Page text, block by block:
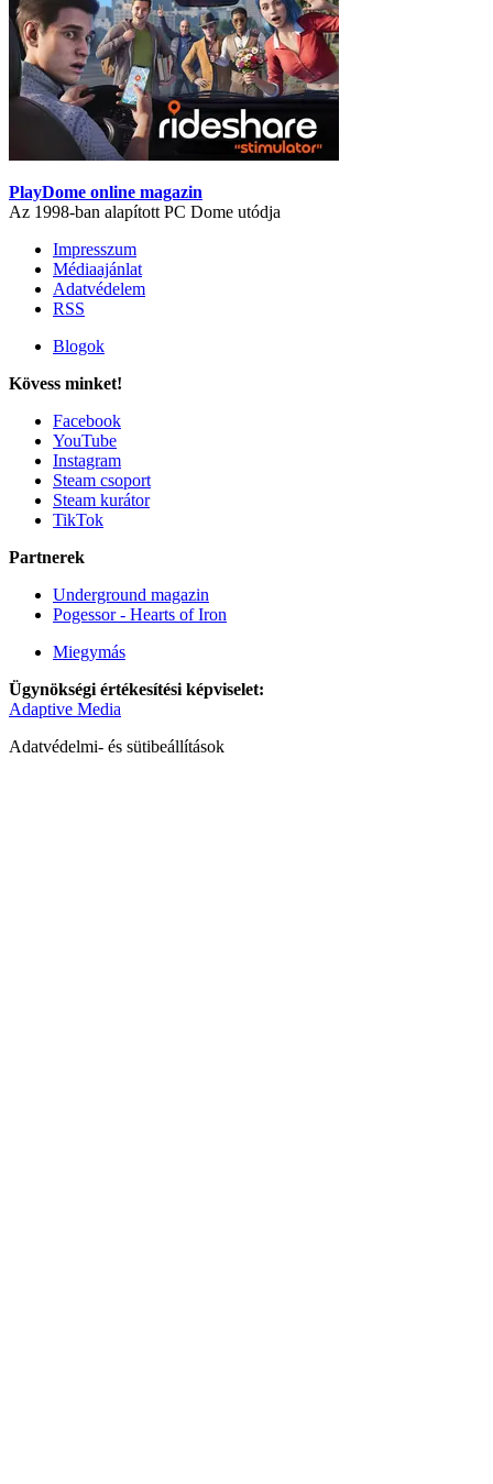
PlayDome online magazin
Az 1998-ban alapított PC Dome utódja
Impresszum
Médiaajánlat
Adatvédelem
RSS
Blogok
Kövess minket!
Facebook
YouTube
Instagram
Steam csoport
Steam kurátor
TikTok
Partnerek
Underground magazin
Pogessor - Hearts of Iron
Miegymás
Ügynökségi értékesítési képviselet:
Adaptive Media
Adatvédelmi- és sütibeállítások